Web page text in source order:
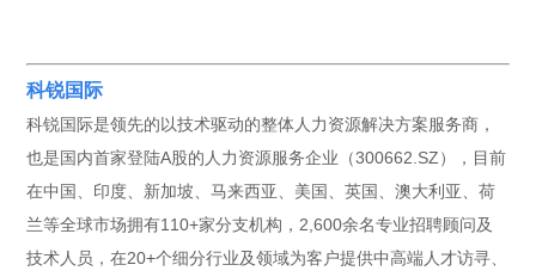
科锐国际
科锐国际是领先的以技术驱动的整体人力资源解决方案服务商，
也是国内首家登陆A股的人力资源服务企业（300662.SZ），目前
在中国、印度、新加坡、马来西亚、美国、英国、澳大利亚、荷
兰等全球市场拥有110+家分支机构，2,600余名专业招聘顾问及
技术人员，在20+个细分行业及领域为客户提供中高端人才访寻、